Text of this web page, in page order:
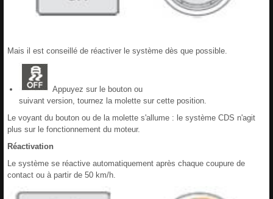
Mais il est conseillé de réactiver le système dès que possible.
Appuyez sur le bouton ou
suivant version, tournez la molette sur cette position.
Le voyant du bouton ou de la molette s'allume : le système CDS n'agit
plus sur le fonctionnement du moteur.
Réactivation
Le système se réactive automatiquement après chaque coupure de
contact ou à partir de 50 km/h.